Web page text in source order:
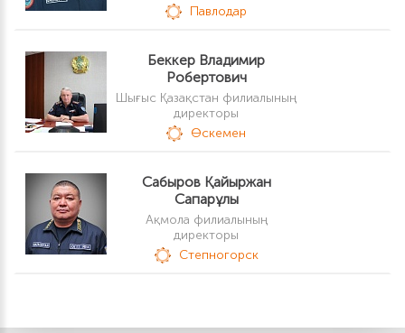
Павлодар
Беккер Владимир
Робертович
Шығыс Қазақстан филиалының
директоры
Өскемен
Сабыров Қайыржан
Сапарұлы
Ақмола филиалының
директоры
Степногорск